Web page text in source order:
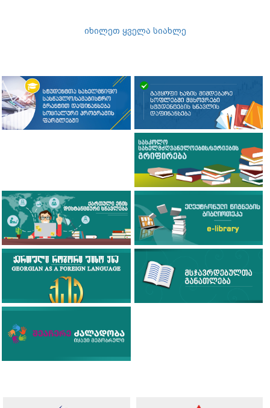
იხილეთ ყველა სიახლე